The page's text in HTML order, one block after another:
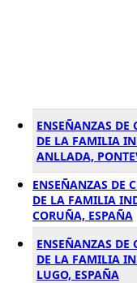
ENSEÑANZAS
DE LA FAMILIA
ANLLADA,
ENSEÑANZAS DE
DE LA FAMILIA
CORUÑA, ESPAÑA
ENSEÑANZAS
DE LA FAMILIA
LUGO, ESPAÑA